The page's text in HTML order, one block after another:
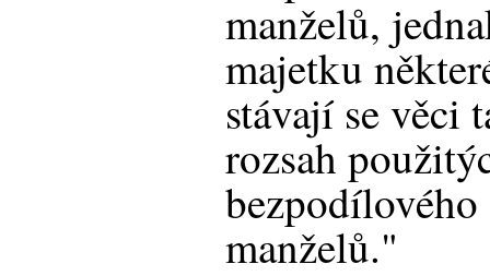
manželů,
majetku
stávají se věci
rozsah
manželů."